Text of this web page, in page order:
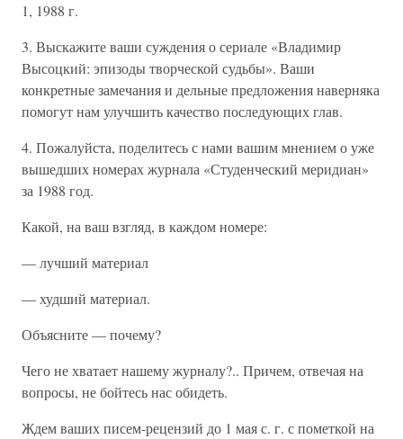
1, 1988 г.
3. Выскажите ваши суждения о сериале «Владимир
Высоцкий: эпизоды творческой судьбы». Ваши
конкретные замечания и дельные предложения наверняка
помогут нам улучшить качество последующих глав.
4. Пожалуйста, поделитесь с нами вашим мнением о уже
вышедших номерах журнала «Студенческий меридиан»
за 1988 год.
Какой, на ваш взгляд, в каждом номере:
— лучший материал
— худший материал.
Объясните — почему?
Чего не хватает нашему журналу?.. Причем, отвечая на
вопросы, не бойтесь нас обидеть.
Ждем ваших писем-рецензий до 1 мая с. г. с пометкой на